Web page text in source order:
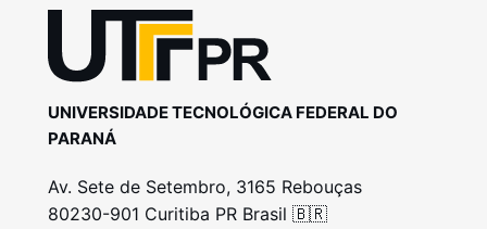
UNIVERSIDADE TECNOLÓGICA FEDERAL DO
PARANÁ
Av. Sete de Setembro, 3165 Rebouças
80230-901 Curitiba PR Brasil 🇧🇷